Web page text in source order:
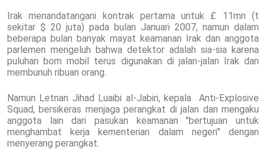
Irak menandatangani kontrak pertama untuk £ 11mn (t
sekitar $ 20 juta) pada bulan Januari 2007, namun dalam
beberapa bulan banyak mayat keamanan Irak dan anggota
parlemen mengeluh bahwa detektor adalah sia-sia karena
puluhan bom mobil terus digunakan di jalan-jalan Irak dan
membunuh ribuan orang.
Namun Letnan Jihad Luaibi al-Jabiri, kepala Anti-Explosive
Squad, bersikeras menjaga perangkat di jalan dan mengaku
anggota lain dari pasukan keamanan "bertujuan untuk
menghambat kerja kementerian dalam negeri" dengan
menyerang perangkat.